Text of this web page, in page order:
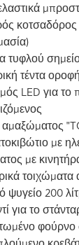
κοτσαδόρος
τυφλού
τέντα
LED για το
με
με
τοιχώματα
ψυγείο 200
για το
φούρνο